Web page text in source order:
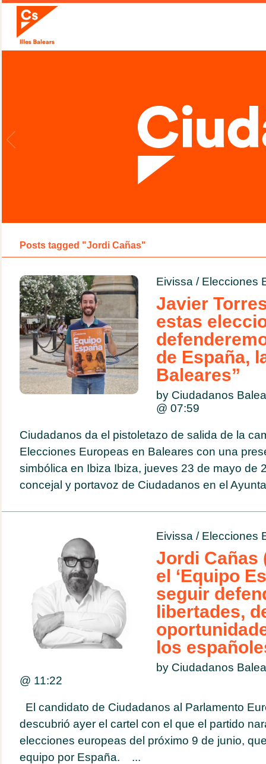
Posts tagged "Jordi Cañas"
Eivissa / Elecciones
Javier
estas
de España,
Baleares”
by Ciudadanos
@ 07:59
Ciudadanos da el pistoletazo de salida de la
Elecciones Europeas en Baleares con una
simbólica en Ibiza Ibiza, jueves 23 de mayo de
concejal y portavoz de Ciudadanos en el
Eivissa / Elecciones
Jordi Cañas
el ‘Equipo
seguir
libertades,
los
by Ciudadanos
@ 11:22
El candidato de Ciudadanos al Parlamento
descubrió ayer el cartel con el que el partido
elecciones europeas del próximo 9 de junio,
equipo por España. ...